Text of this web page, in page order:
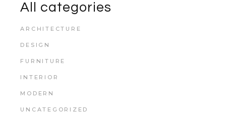
All categories
ARCHITECTURE
DESIGN
FURNITURE
INTERIOR
MODERN
UNCATEGORIZED